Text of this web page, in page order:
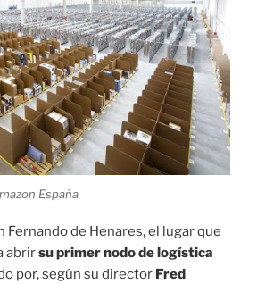
España
Fernando de Henares, el lugar que
abrirsu primer nodo de logística
por, según su director Fred